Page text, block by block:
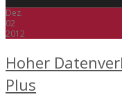
Dez.
02
2012
Hoher
Plus